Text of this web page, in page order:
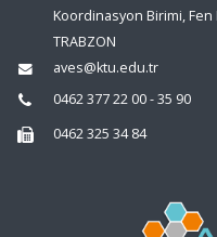
Koordinasyon Birimi, Fen
TRABZON
aves@ktu.edu.tr
0462 377 22 00 - 35 90
0462 325 34 84